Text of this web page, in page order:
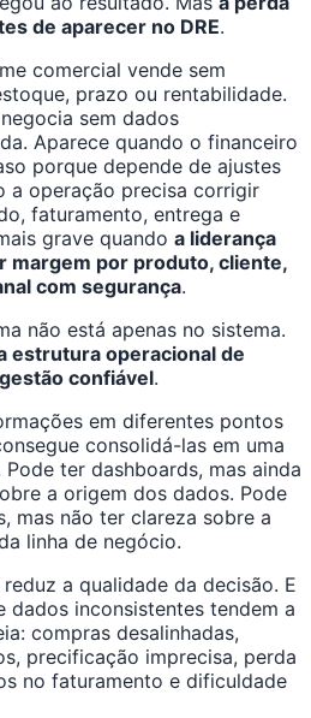
de aparecer no DRE.
comercial vende sem
prazo ou rentabilidade.
sem dados
Aparece quando o financeiro
porque depende de ajustes
a operação precisa corrigir
faturamento, entrega e
grave quando a liderança
margem por produto, cliente,
com segurança.
não está apenas no sistema.
estrutura operacional de
confiável.
em diferentes pontos
consolidá-las em uma
ter dashboards, mas ainda
a origem dos dados. Pode
mas não ter clareza sobre a
linha de negócio.
a qualidade da decisão. E
dados inconsistentes tendem a
compras desalinhadas,
precificação imprecisa, perda
no faturamento e dificuldade